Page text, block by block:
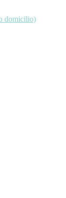
domicilio)